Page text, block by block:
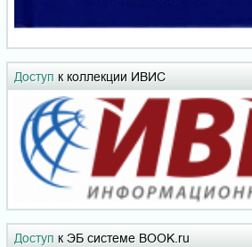
Доступ к коллекции ИВИС
Доступ к ЭБ системе BOOK.ru